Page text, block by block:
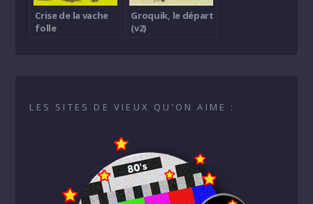
Crise de la vache
folle
Groquik, le départ
(v2)
LES SITES DE VIEUX QU’ON AIME :